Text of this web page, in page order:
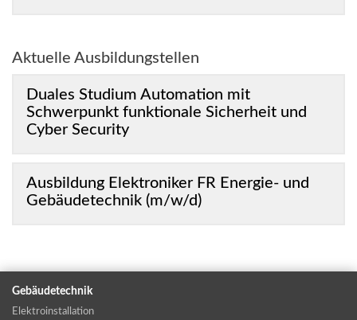
Aktuelle Ausbildungstellen
Duales Studium Automation mit
Schwerpunkt funktionale Sicherheit und
Cyber Security
Ausbildung Elektroniker FR Energie- und
Gebäudetechnik (m/w/d)
Gebäudetechnik
Elektroinstallation